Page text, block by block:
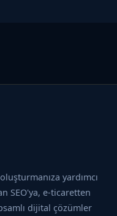
yardımcı
SEO'ya, e-ticaretten
dijital çözümler